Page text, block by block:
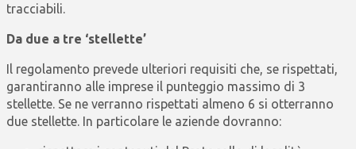
tracciabili.
Da due a tre ‘stellette’
Il regolamento prevede ulteriori requisiti che, se rispettati,
garantiranno alle imprese il punteggio massimo di 3
stellette. Se ne verranno rispettati almeno 6 si otterranno
due stellette. In particolare le aziende dovranno: